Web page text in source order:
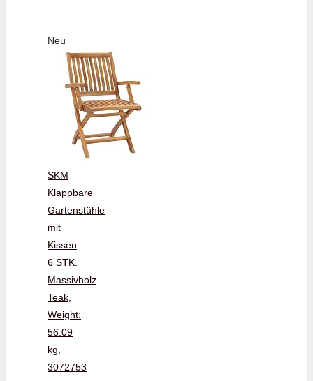
Neu
SKM
Klappbare
Gartenstühle
mit
Kissen
6 STK.
Massivholz
Teak,
Weight:
56.09
kg,
3072753